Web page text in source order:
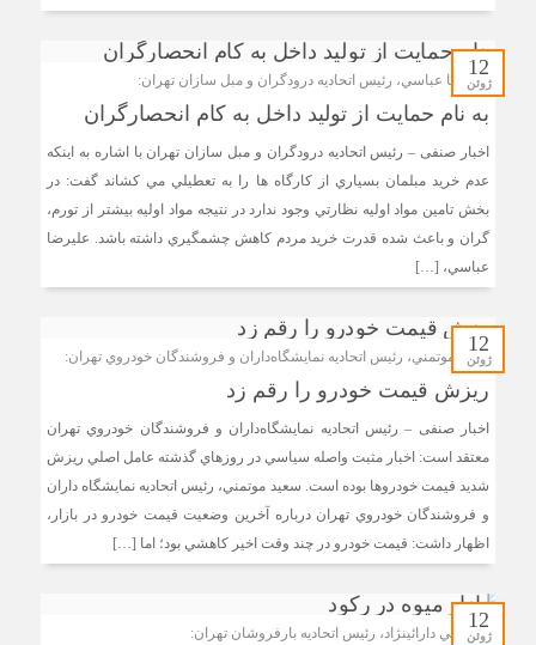
12
ژوئن
عليرضا عباسي، رئيس اتحاديه درودگران و مبل سازان تهران:
به نام حمايت از توليد داخل به کام انحصارگران
اخبار صنفی – رئيس اتحاديه درودگران و مبل سازان تهران با اشاره به اينکه
عدم خريد مبلمان بسياري از کارگاه ها را به تعطيلي مي کشاند گفت: در
بخش تامين مواد اوليه نظارتي وجود ندارد در نتيجه مواد اوليه بيشتر از تورم،
گران و باعث شده قدرت خريد مردم کاهش چشمگيري داشته باشد. عليرضا
عباسي، […]
12
ژوئن
سعيد موتمني، رئيس اتحاديه نمايشگاه‌داران و فروشندگان خودروي تهران:
ريزش قيمت خودرو را رقم زد
اخبار صنفی – رئيس اتحاديه نمايشگاه‌داران و فروشندگان خودروي تهران
معتقد است: اخبار مثبت واصله سياسي در روزهاي گذشته عامل اصلي ريزش
شديد قيمت‌ خودروها بوده است. سعيد موتمني، رئيس اتحاديه نمايشگاه داران
و فروشندگان خودروي تهران درباره آخرين وضعيت قيمت خودرو در بازار،
اظهار داشت: قيمت خودرو در چند وقت اخير کاهشي بود؛ اما […]
12
ژوئن
مصطفي دارائي‎نژاد، رئيس اتحاديه بارفروشان تهران: